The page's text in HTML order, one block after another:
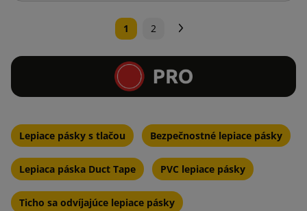
1 2
Lepiace pásky s tlačou Bezpečnostné lepiace pásky
Lepiaca páska Duct Tape PVC lepiace pásky
Ticho sa odvíjajúce lepiace pásky